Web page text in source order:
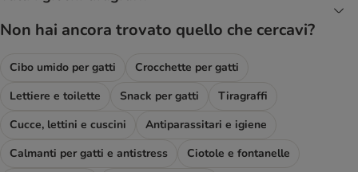
Non hai ancora trovato quello che cercavi?
Cibo umido per gatti
Crocchette per gatti
Lettiere e toilette
Snack per gatti
Tiragraffi
Cucce, lettini e cuscini
Antiparassitari e igiene
Calmanti per gatti e antistress
Ciotole e fontanelle